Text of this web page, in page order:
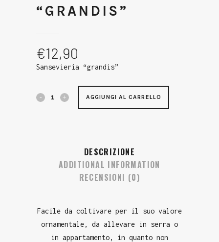
“GRANDIS”
€12,90
Sansevieria “grandis”
AGGIUNGI AL CARRELLO
DESCRIZIONE
ADDITIONAL INFORMATION
RECENSIONI (0)
Facile da coltivare per il suo valore
ornamentale, da allevare in serra o
in appartamento, in quanto non